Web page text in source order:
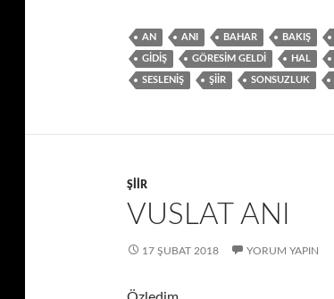
AN ANI BAHAR BAKIŞ
GIDIŞ GÖRESIM GELDI HAL
SESLENIŞ ŞIIR SONSUZLUK
ŞIIR
VUSLAT ANI
17 ŞUBAT 2018 YORUM YAPIN